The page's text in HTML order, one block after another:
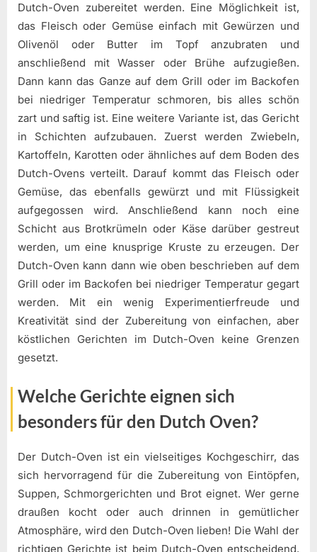
Dutch-Oven zubereitet werden. Eine Möglichkeit ist,
das Fleisch oder Gemüse einfach mit Gewürzen und
Olivenöl oder Butter im Topf anzubraten und
anschließend mit Wasser oder Brühe aufzugießen.
Dann kann das Ganze auf dem Grill oder im Backofen
bei niedriger Temperatur schmoren, bis alles schön
zart und saftig ist. Eine weitere Variante ist, das Gericht
in Schichten aufzubauen. Zuerst werden Zwiebeln,
Kartoffeln, Karotten oder ähnliches auf dem Boden des
Dutch-Ovens verteilt. Darauf kommt das Fleisch oder
Gemüse, das ebenfalls gewürzt und mit Flüssigkeit
aufgegossen wird. Anschließend kann noch eine
Schicht aus Brotkrümeln oder Käse darüber gestreut
werden, um eine knusprige Kruste zu erzeugen. Der
Dutch-Oven kann dann wie oben beschrieben auf dem
Grill oder im Backofen bei niedriger Temperatur gegart
werden. Mit ein wenig Experimentierfreude und
Kreativität sind der Zubereitung von einfachen, aber
köstlichen Gerichten im Dutch-Oven keine Grenzen
gesetzt.
Welche Gerichte eignen sich
besonders für den Dutch Oven?
Der Dutch-Oven ist ein vielseitiges Kochgeschirr, das
sich hervorragend für die Zubereitung von Eintöpfen,
Suppen, Schmorgerichten und Brot eignet. Wer gerne
draußen kocht oder auch drinnen in gemütlicher
Atmosphäre, wird den Dutch-Oven lieben! Die Wahl der
richtigen Gerichte ist beim Dutch-Oven entscheidend,